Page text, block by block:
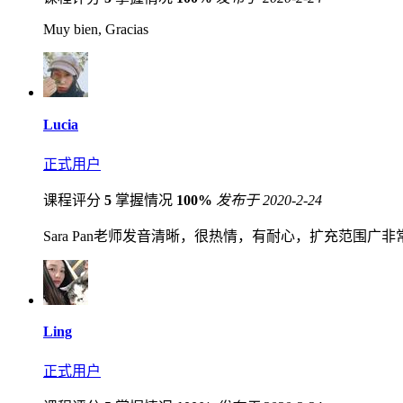
Muy bien, Gracias
Lucia
正式用户
课程评分 5 掌握情况 100% 发布于 2020-2-24
Sara Pan老师发音清晰，很热情，有耐心，扩充范围广非
Ling
正式用户